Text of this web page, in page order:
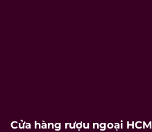
Cửa hàng rượu ngoại HCM